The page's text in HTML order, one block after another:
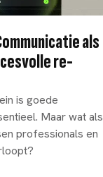
als
re-
is goede
Maar wat als
professionals en